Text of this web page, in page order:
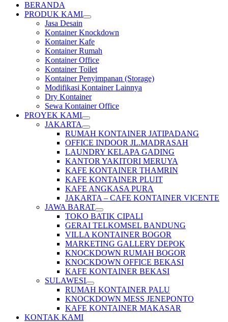
BERANDA
PRODUK KAMI
Jasa Desain
Kontainer Knockdown
Kontainer Kafe
Kontainer Rumah
Kontainer Office
Kontainer Toilet
Kontainer Penyimpanan (Storage)
Modifikasi Kontainer Lainnya
Dry Kontainer
Sewa Kontainer Office
PROYEK KAMI
JAKARTA
RUMAH KONTAINER JATIPADANG
OFFICE INDOOR JL.MADRASAH
LAUNDRY KELAPA GADING
KANTOR YAKITORI MERUYA
KAFE KONTAINER THAMRIN
KAFE KONTAINER PLUIT
KAFE ANGKASA PURA
JAKARTA – CAFE KONTAINER VICENTE
JAWA BARAT
TOKO BATIK CIPALI
GERAI TELKOMSEL BANDUNG
VILLA KONTAINER BOGOR
MARKETING GALLERY DEPOK
KNOCKDOWN RUMAH BOGOR
KNOCKDOWN OFFICE BEKASI
KAFE KONTAINER BEKASI
SULAWESI
RUMAH KONTAINER PALU
KNOCKDOWN MESS JENEPONTO
KAFE KONTAINER MAKASAR
KONTAK KAMI